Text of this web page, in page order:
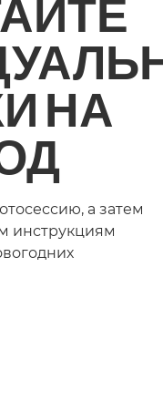
НА
а затем
инструкциям